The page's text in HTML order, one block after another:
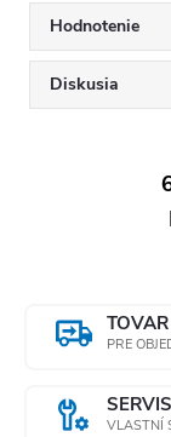
Hodnotenie
Diskusia
PRE
VLASTNÍ